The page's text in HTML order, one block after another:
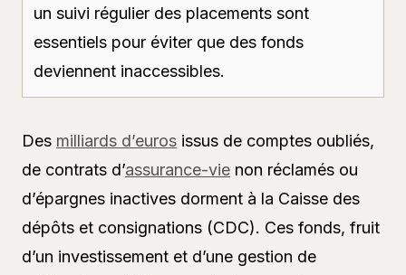
un suivi régulier des placements sont
essentiels pour éviter que des fonds
deviennent inaccessibles.
Des milliards d’euros issus de comptes oubliés,
de contrats d’assurance-vie non réclamés ou
d’épargnes inactives dorment à la Caisse des
dépôts et consignations (CDC). Ces fonds, fruit
d’un investissement et d’une gestion de